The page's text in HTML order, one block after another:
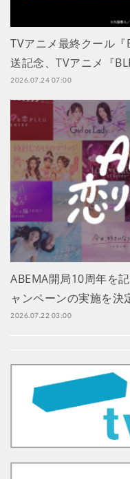
TVアニメ最終クール
送記念、TVアニメ『
2026.07.24 07:00
ABEMA開局10周年を
ャンペーンの実施を決
2026.07.22 03:00